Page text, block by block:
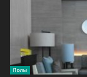
Полы